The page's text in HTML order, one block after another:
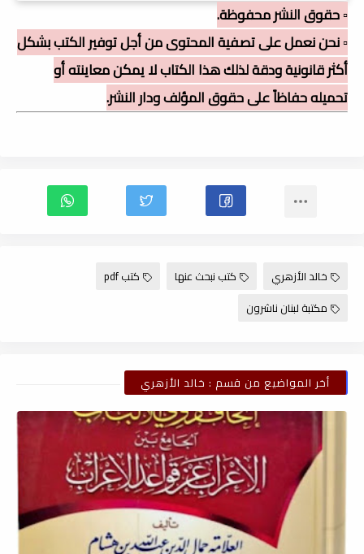
▫️ حقوق النشر محفوظة.
▫️ نحن نعمل على تصفية المحتوى من أجل توفير الكتب بشكل
أكثر قانونية ودقة لذلك هذا الكتاب لا يمكن معاينته أو
تحميله حفاظاً على حقوق المؤلف ودار النشر.
خالد الأزهري كتب نبحث عنها
كتب pdf
مكتبة لبنان ناشرون
أخر المواضيع من قسم : خالد الأزهري